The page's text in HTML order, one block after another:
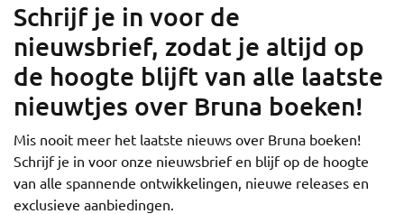
Schrijf je in voor de
nieuwsbrief, zodat je altijd op
de hoogte blijft van alle laatste
nieuwtjes over Bruna boeken!
Mis nooit meer het laatste nieuws over Bruna boeken!
Schrijf je in voor onze nieuwsbrief en blijf op de hoogte
van alle spannende ontwikkelingen, nieuwe releases en
exclusieve aanbiedingen.